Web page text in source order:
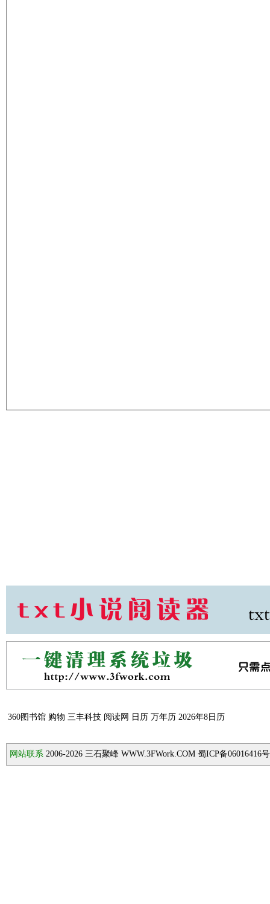
360图书馆 购物 三丰科技 阅读网 日历 万年历 2026年8日历
网站联系 2006-2026 三石聚峰 WWW.3FWork.COM 蜀ICP备06016416号